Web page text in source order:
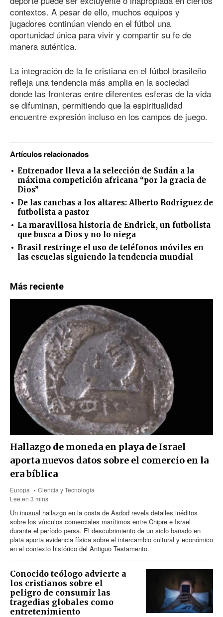
contextos. A pesar de ello, muchos equipos y
jugadores continúan viendo en el fútbol una
oportunidad única para vivir y compartir su fe de
manera auténtica.
La integración de la fe cristiana en el fútbol brasileño
refleja una tendencia más amplia en la sociedad
donde las fronteras entre diferentes esferas de la vida
se difuminan, permitiendo que la espiritualidad
encuentre expresión incluso en los campos de juego.
Artículos relacionados
Entrenador lleva a la selección de Sudán a la
máxima competición africana “por la gracia de
Dios”
De las canchas a los altares: Alberto Rodriguez de
futbolista a pastor
La maravillosa historia de Endrick, un futbolista
que busca a Dios y no lo niega
Brasil restringe el uso de teléfonos móviles en
las escuelas siguiendo la tendencia mundial
Más reciente
Hallazgo de moneda en playa de Israel
aporta nuevos datos sobre el comercio en la
era bíblica
Europa
Ciencia y Tecnología
Lee en 3 mins
Un inusual hallazgo en la costa de Asdod revela detalles inéditos
sobre los vínculos comerciales marítimos entre Chipre e Israel
durante el período persa. El descubrimiento de un siclo bañado en
plata aporta evidencia física sobre el intercambio cultural y económico
en el contexto histórico del Antiguo Testamento.
Conocido teólogo advierte a
los cristianos sobre el
peligro de consumir las
tragedias globales como
entretenimiento